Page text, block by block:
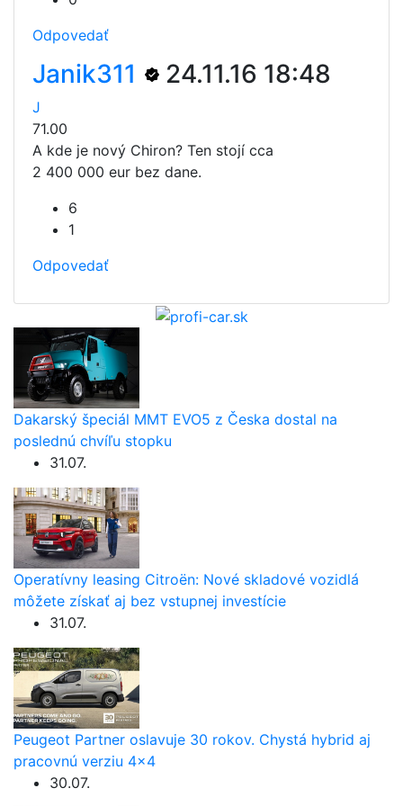
Odpovedať
Janik311 24.11.16 18:48
J
71.00
A kde je nový Chiron? Ten stojí cca
2 400 000 eur bez dane.
6
1
Odpovedať
Dakarský špeciál MMT EVO5 z Česka dostal na
poslednú chvíľu stopku
31.07.
Operatívny leasing Citroën: Nové skladové vozidlá
môžete získať aj bez vstupnej investície
31.07.
Peugeot Partner oslavuje 30 rokov. Chystá hybrid aj
pracovnú verziu 4×4
30.07.